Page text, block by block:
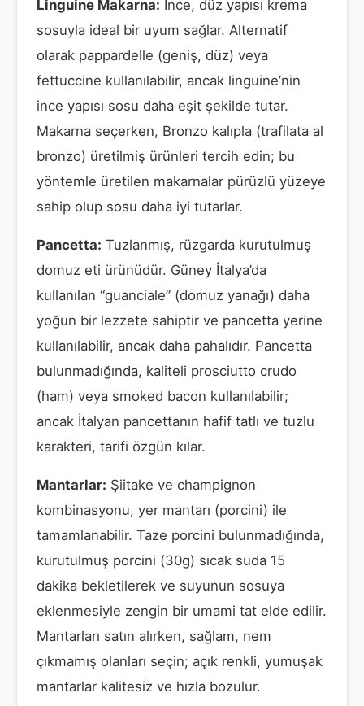
Linguine Makarna: İnce, düz yapısı krema
sosuyla ideal bir uyum sağlar. Alternatif
olarak pappardelle (geniş, düz) veya
fettuccine kullanılabilir, ancak linguine’nin
ince yapısı sosu daha eşit şekilde tutar.
Makarna seçerken, Bronzo kalıpla (trafilata al
bronzo) üretilmiş ürünleri tercih edin; bu
yöntemle üretilen makarnalar pürüzlü yüzeye
sahip olup sosu daha iyi tutarlar.
Pancetta: Tuzlanmış, rüzgarda kurutulmuş
domuz eti ürünüdür. Güney İtalya’da
kullanılan “guanciale” (domuz yanağı) daha
yoğun bir lezzete sahiptir ve pancetta yerine
kullanılabilir, ancak daha pahalıdır. Pancetta
bulunmadığında, kaliteli prosciutto crudo
(ham) veya smoked bacon kullanılabilir;
ancak İtalyan pancettanın hafif tatlı ve tuzlu
karakteri, tarifi özgün kılar.
Mantarlar: Şiitake ve champignon
kombinasyonu, yer mantarı (porcini) ile
tamamlanabilir. Taze porcini bulunmadığında,
kurutulmuş porcini (30g) sıcak suda 15
dakika bekletilerek ve suyunun sosuya
eklenmesiyle zengin bir umami tat elde edilir.
Mantarları satın alırken, sağlam, nem
çıkmamış olanları seçin; açık renkli, yumuşak
mantarlar kalitesiz ve hızla bozulur.